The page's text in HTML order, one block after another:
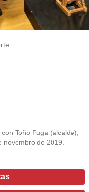
Toño Puga (alcalde),
novembro de 2019.